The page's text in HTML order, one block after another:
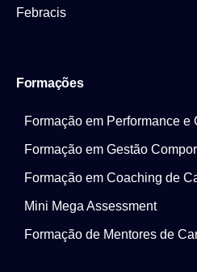
Febracis
Formações
Formação em Performance
Formação em Gestão
Formação em Coaching de
Mini Mega Assessment
Formação de Mentores de